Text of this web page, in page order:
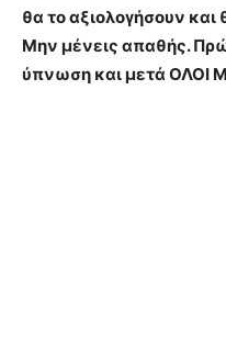
θα το αξιολογήσουν
Μην μένεις απαθής.
ύπνωση και μετά ΟΛΟΙ